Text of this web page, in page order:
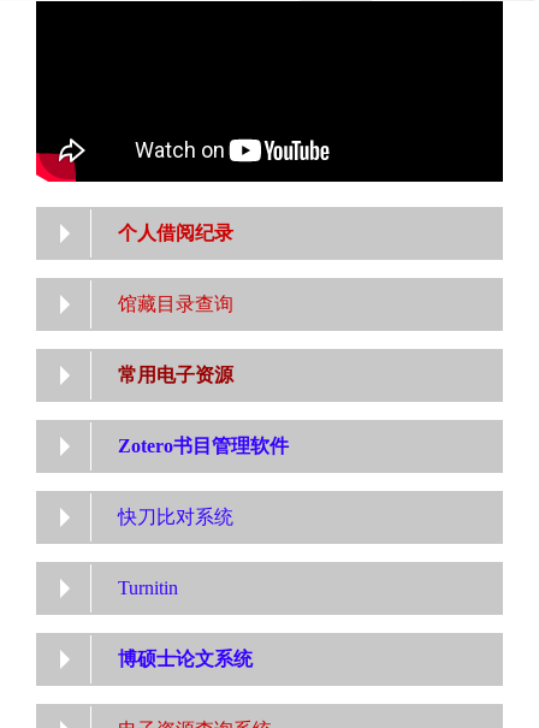
个人借阅纪录
馆藏目录查询
常用电子资源
Zotero书目管理软件
快刀比对系统
Turnitin
博硕士论文系统